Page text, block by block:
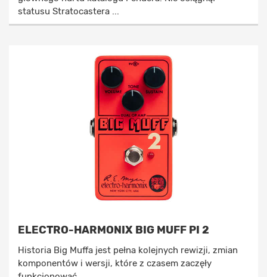
statusu Stratocastera ...
ELECTRO-HARMONIX BIG MUFF PI 2
Historia Big Muffa jest pełna kolejnych rewizji, zmian
komponentów i wersji, które z czasem zaczęły